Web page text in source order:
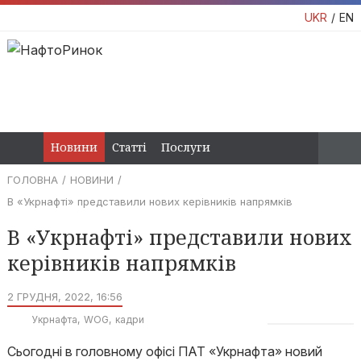
UKR EN
Новини Статті Послуги
ГОЛОВНА
НОВИНИ
В «Укрнафті» представили нових керівників напрямків
В «Укрнафті» представили нових
керівників напрямків
2 ГРУДНЯ, 2022, 16:56
Укрнафта WOG кадри
Сьогодні в головному офісі ПАТ «Укрнафта» новий